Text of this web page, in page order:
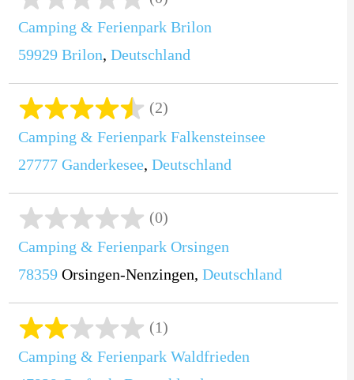
Camping & Ferienpark Brilon
59929 Brilon, Deutschland
(2)
Camping & Ferienpark Falkensteinsee
27777 Ganderkesee, Deutschland
(0)
Camping & Ferienpark Orsingen
78359Orsingen-Nenzingen, Deutschland
(1)
Camping & Ferienpark Waldfrieden